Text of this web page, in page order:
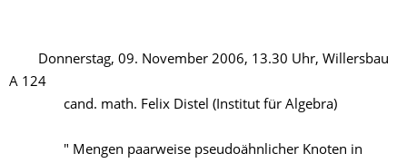
Donnerstag, 09. November 2006, 13.30 Uhr, Willersbau
A 124
cand. math. Felix Distel (Institut für Algebra)
" Mengen paarweise pseudoähnlicher Knoten in